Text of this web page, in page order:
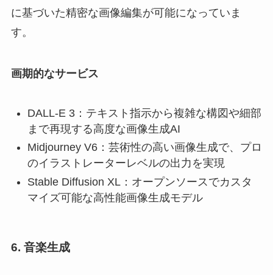
に基づいた精密な画像編集が可能になっていま
す。
画期的なサービス
DALL-E 3：テキスト指示から複雑な構図や細部
まで再現する高度な画像生成AI
Midjourney V6：芸術性の高い画像生成で、プロ
のイラストレーターレベルの出力を実現
Stable Diffusion XL：オープンソースでカスタ
マイズ可能な高性能画像生成モデル
6. 音楽生成